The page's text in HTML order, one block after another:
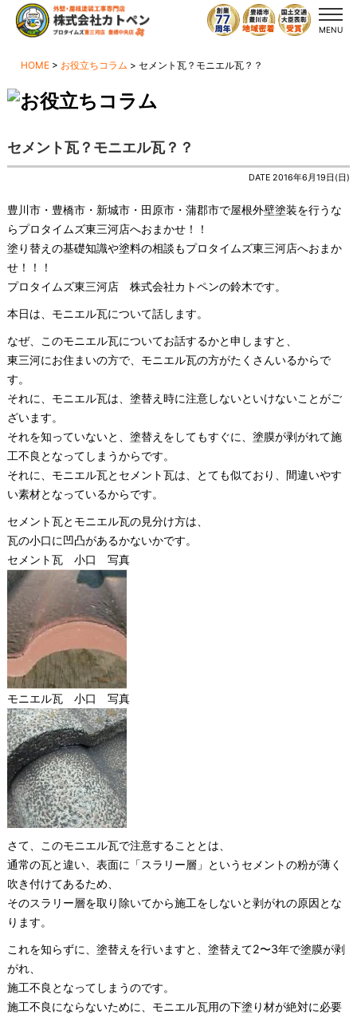
MENU
HOME > お役立ちコラム >セメント瓦？モニエル瓦？？
セメント瓦？モニエル瓦？？
DATE 2016年6月19日(日)
豊川市・豊橋市・新城市・田原市・蒲郡市で屋根外壁塗装を行うな
らプロタイムズ東三河店へおまかせ！！
塗り替えの基礎知識や塗料の相談もプロタイムズ東三河店へおまか
せ！！！
プロタイムズ東三河店 株式会社カトペンの鈴木です。
本日は、モニエル瓦について話します。
なぜ、このモニエル瓦についてお話するかと申しますと、
東三河にお住まいの方で、モニエル瓦の方がたくさんいるからで
す。
それに、モニエル瓦は、塗替え時に注意しないといけないことがご
ざいます。
それを知っていないと、塗替えをしてもすぐに、塗膜が剥がれて施
工不良となってしまうからです。
それに、モニエル瓦とセメント瓦は、とても似ており、間違いやす
い素材となっているからです。
セメント瓦とモニエル瓦の見分け方は、
瓦の小口に凹凸があるかないかです。
セメント瓦 小口 写真
モニエル瓦 小口 写真
さて、このモニエル瓦で注意することとは、
通常の瓦と違い、表面に「スラリー層」というセメントの粉が薄く
吹き付けてあるため、
そのスラリー層を取り除いてから施工をしないと剥がれの原因とな
ります。
これを知らずに、塗替えを行いますと、塗替えて2〜3年で塗膜が剥
がれ、
施工不良となってしまうのです。
施工不良にならないために、モニエル瓦用の下塗り材が絶対に必要